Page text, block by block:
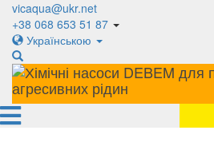
vicaqua@ukr.net
+38 068 653 51 87
Українською